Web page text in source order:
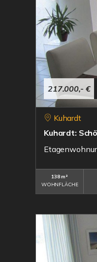
217.000,- €
Kuhardt
Kuhardt:
138 m²
WOHNFLÄCHE